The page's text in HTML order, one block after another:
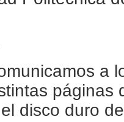
a
páginas
disco duro